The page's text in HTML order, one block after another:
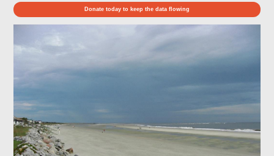
Donate today to keep the data flowing